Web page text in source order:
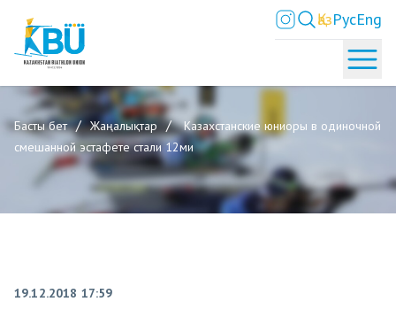
ҚазРусEng
Басты бет Жаңалықтар
Казахстанские юниоры в одиночной
смешанной эстафете стали 12ми
19.12.2018 17:59